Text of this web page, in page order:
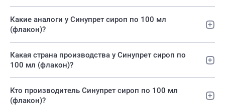
Какие аналоги у Синупрет сироп по 100 мл
(флакон)?
Какая страна производства у Синупрет сироп по
100 мл (флакон)?
Кто производитель Синупрет сироп по 100 мл
(флакон)?